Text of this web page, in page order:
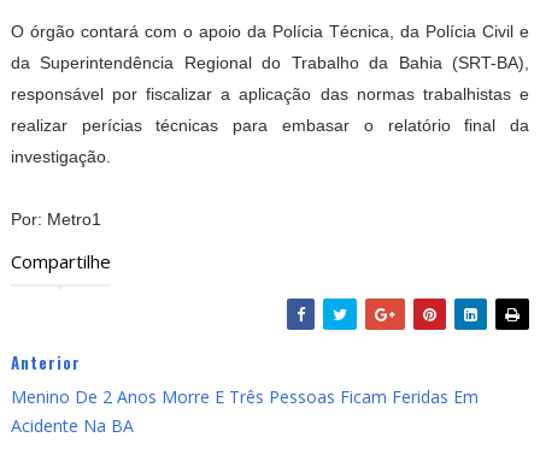
O órgão contará com o apoio da Polícia Técnica, da Polícia Civil e
da Superintendência Regional do Trabalho da Bahia (SRT-BA),
responsável por fiscalizar a aplicação das normas trabalhistas e
realizar perícias técnicas para embasar o relatório final da
investigação.
Por: Metro1
Compartilhe
Anterior
Menino De 2 Anos Morre E Três Pessoas Ficam Feridas Em
Acidente Na BA